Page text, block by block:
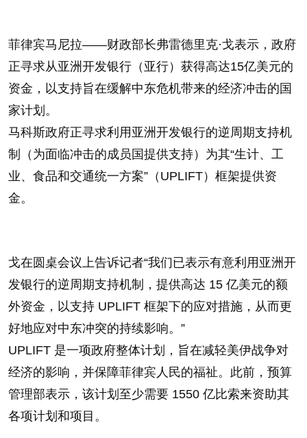
菲律宾马尼拉——财政部长弗雷德里克·戈表示，政府
正寻求从亚洲开发银行（亚行）获得高达15亿美元的
资金，以支持旨在缓解中东危机带来的经济冲击的国
家计划。
马科斯政府正寻求利用亚洲开发银行的逆周期支持机
制（为面临冲击的成员国提供支持）为其“生计、工
业、食品和交通统一方案”（UPLIFT）框架提供资
金。
戈在圆桌会议上告诉记者“我们已表示有意利用亚洲开
发银行的逆周期支持机制，提供高达 15 亿美元的额
外资金，以支持 UPLIFT 框架下的应对措施，从而更
好地应对中东冲突的持续影响。”
UPLIFT 是一项政府整体计划，旨在减轻美伊战争对
经济的影响，并保障菲律宾人民的福祉。此前，预算
管理部表示，该计划至少需要 1550 亿比索来资助其
各项计划和项目。